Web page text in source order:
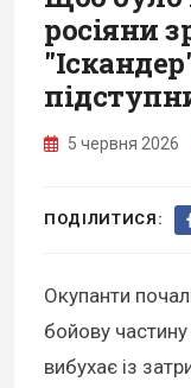
росіяни
5 червня 2026
ПОДІЛИТИСЯ:
Окупанти
бойову частину
вибухає із